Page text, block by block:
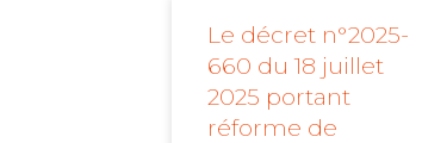
Le décret n°2025-
660 du 18 juillet
2025 portant
réforme de